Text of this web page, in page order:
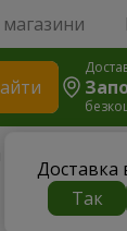
Доставка
Так